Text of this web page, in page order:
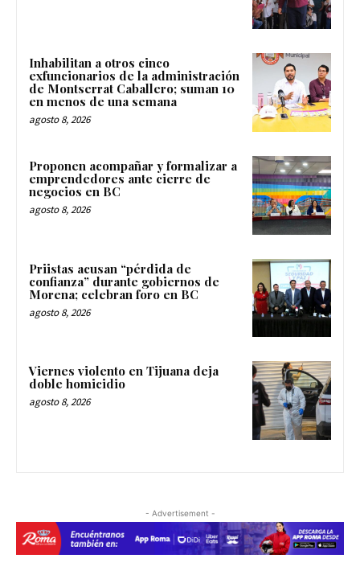
Inhabilitan a otros cinco
exfuncionarios de la administración
de Montserrat Caballero; suman 10
en menos de una semana
agosto 8, 2026
Proponen acompañar y formalizar a
emprendedores ante cierre de
negocios en BC
agosto 8, 2026
Priistas acusan “pérdida de
confianza” durante gobiernos de
Morena; celebran foro en BC
agosto 8, 2026
Viernes violento en Tijuana deja
doble homicidio
agosto 8, 2026
- Advertisement -